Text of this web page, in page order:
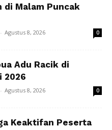
di Malam Puncak
- Agustus 8, 2026 0
Adu Racik di
2026
- Agustus 8, 2026 0
Keaktifan Peserta